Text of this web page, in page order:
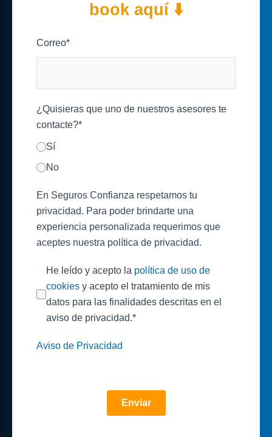
book aquí ⬇️
Correo*
¿Quisieras que uno de nuestros asesores te
contacte?*
Sí
No
En Seguros Confianza respetamos tu
privacidad. Para poder brindarte una
experiencia personalizada requerimos que
aceptes nuestra política de privacidad.
He leído y acepto la política de uso de
cookies y acepto el tratamiento de mis
datos para las finalidades descritas en el
aviso de privacidad.*
Aviso de Privacidad
Enviar